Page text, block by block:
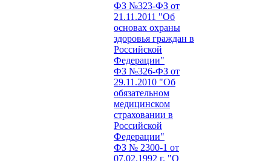
ФЗ №323-ФЗ от
21.11.2011 "Об
основах охраны
здоровья граждан в
Российской
Федерации"
ФЗ №326-ФЗ от
29.11.2010 "Об
обязательном
медицинском
страховании в
Российской
Федерации"
ФЗ № 2300-1 от
07.02.1992 г. "О